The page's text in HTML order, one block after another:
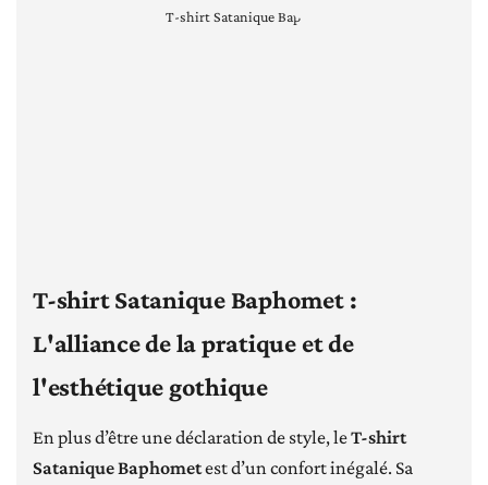
T-shirt Satanique Baphomet :
L'alliance de la pratique et de
l'esthétique gothique
En plus d’être une déclaration de style, leT-shirt
Satanique Baphometest d’un confort inégalé. Sa